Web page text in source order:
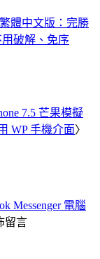
體中文版：完勝
破解、免序
7.5 芒果模擬
WP 手機介面〉
Messenger 電腦
留言